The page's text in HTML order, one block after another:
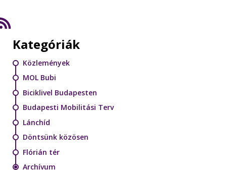
Kategóriák
Közlemények
MOL Bubi
Biciklivel Budapesten
Budapesti Mobilitási Terv
Lánchíd
Döntsünk közösen
Flórián tér
Archívum